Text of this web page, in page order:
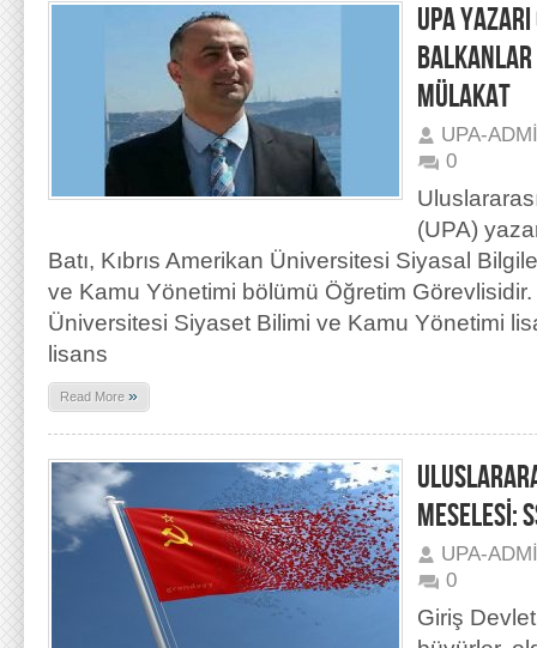
UPA
MÜLAKAT
UPA-
0
(UPA)
Batı, Kıbrıs Amerikan Üniversitesi Siyasal
ve Kamu Yönetimi bölümü Öğretim
Üniversitesi Siyaset Bilimi ve Kamu Yönetimi
lisans
Read More »
MESELESİ:
UPA-
0
Giriş